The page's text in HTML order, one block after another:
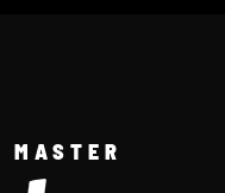
MASTER